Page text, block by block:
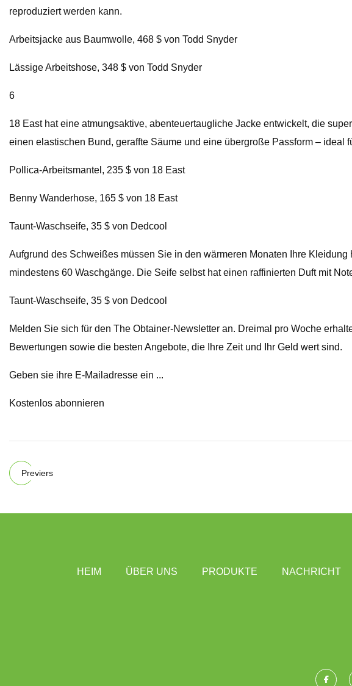
reproduziert werden kann.
Arbeitsjacke aus Baumwolle, 468 $ von Todd Snyder
Lässige Arbeitshose, 348 $ von Todd Snyder
6
18 East hat eine atmungsaktive, abenteuertaugliche Jacke entwickelt, die
einen elastischen Bund, geraffte Säume und eine übergroße Passform –
Pollica-Arbeitsmantel, 235 $ von 18 East
Benny Wanderhose, 165 $ von 18 East
Taunt-Waschseife, 35 $ von Dedcool
Aufgrund des Schweißes müssen Sie in den wärmeren Monaten Ihre
mindestens 60 Waschgänge. Die Seife selbst hat einen raffinierten Duft mit
Taunt-Waschseife, 35 $ von Dedcool
Melden Sie sich für den The Obtainer-Newsletter an. Dreimal pro Woche
Bewertungen sowie die besten Angebote, die Ihre Zeit und Ihr Geld wert sind.
Geben sie ihre E-Mailadresse ein ...
Kostenlos abonnieren
Previers
HEIM ÜBER UNS PRODUKTE NACHRICHT